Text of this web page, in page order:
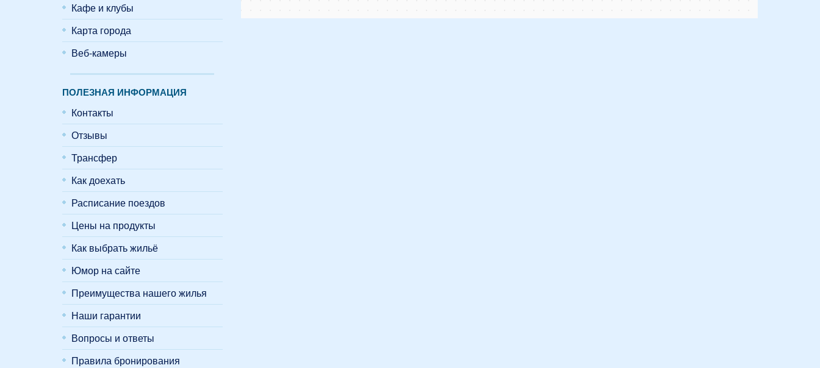
Кафе и клубы
Карта города
Веб-камеры
ПОЛЕЗНАЯ ИНФОРМАЦИЯ
Контакты
Отзывы
Трансфер
Как доехать
Расписание поездов
Цены на продукты
Как выбрать жильё
Юмор на сайте
Преимущества нашего жилья
Наши гарантии
Вопросы и ответы
Правила бронирования